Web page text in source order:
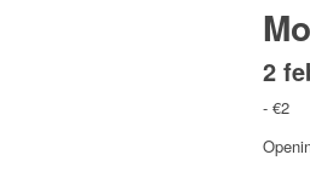
2
- €2